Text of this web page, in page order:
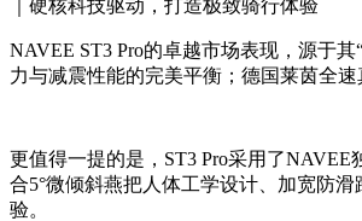
｜硬核科技驱动，打造极致骑行体验
NAVEE ST3 Pro的卓越市场表现，源于
力与减震性能的完美平衡；德国莱茵全
更值得一提的是，ST3 Pro采用了
合5°微倾斜燕把人体工学设计、加宽防
验。